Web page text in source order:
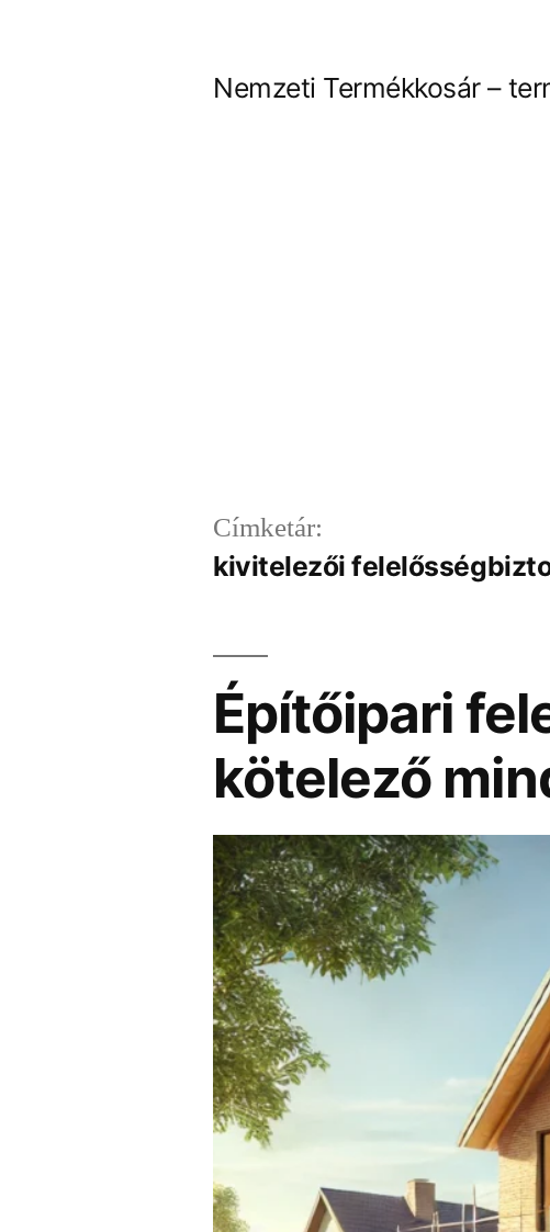
Nemzeti Termékkosár –
Címketár:
kivitelezői
Építőipari
kötelező